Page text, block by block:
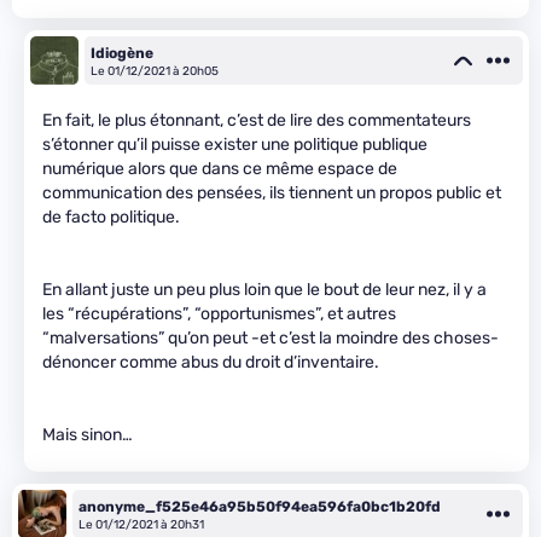
Idiogène
Le 01/12/2021 à 20h05
En fait, le plus étonnant, c’est de lire des commentateurs
s’étonner qu’il puisse exister une politique publique
numérique alors que dans ce même espace de
communication des pensées, ils tiennent un propos public et
de facto politique.
En allant juste un peu plus loin que le bout de leur nez, il y a
les “récupérations”, “opportunismes”, et autres
“malversations” qu’on peut -et c’est la moindre des choses-
dénoncer comme abus du droit d’inventaire.
Mais sinon…
anonyme_f525e46a95b50f94ea596fa0bc1b20fd
Le 01/12/2021 à 20h31